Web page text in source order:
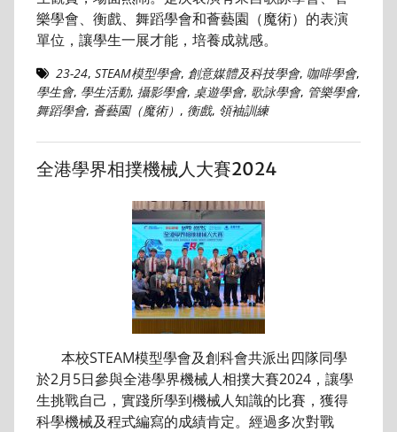
樂學會、衡戲、舞蹈學會和薈藝園（魔術）的表演
單位，讓學生一展才能，培養成就感。
23-24, STEAM模型學會, 創意媒體及科技學會, 咖啡學會,
學生會, 學生活動, 攝影學會, 桌遊學會, 歌詠學會, 管樂學會,
舞蹈學會, 薈藝園（魔術） , 衡戲, 領袖訓練
全港學界相撲機械人大賽2024
本校STEAM模型學會及創科會共派出四隊同學
於2月5日參與全港學界機械人相撲大賽2024，讓學
生挑戰自己，實踐所學到機械人知識的比賽，獲得
科學機械及程式編寫的成績肯定。經過多次對戰